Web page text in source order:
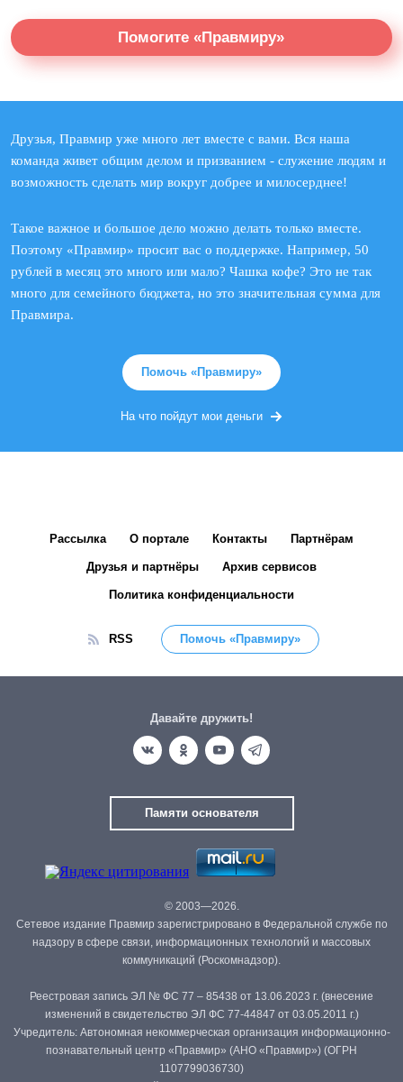
Помогите «Правмиру»
Друзья, Правмир уже много лет вместе с вами. Вся наша
команда живет общим делом и призванием - служение людям и
возможность сделать мир вокруг добрее и милосерднее!
Такое важное и большое дело можно делать только вместе.
Поэтому «Правмир» просит вас о поддержке. Например, 50
рублей в месяц это много или мало? Чашка кофе? Это не так
много для семейного бюджета, но это значительная сумма для
Правмира.
Помочь «Правмиру»
На что пойдут мои деньги
Рассылка О портале Контакты Партнёрам
Друзья и партнёры Архив сервисов
Политика конфиденциальности
RSS Помочь «Правмиру»
Давайте дружить!
Памяти основателя
© 2003—2026.
Сетевое издание Правмир зарегистрировано в Федеральной службе по
надзору в сфере связи, информационных технологий и массовых
коммуникаций (Роскомнадзор).
Реестровая запись ЭЛ № ФС 77 – 85438 от 13.06.2023 г. (внесение
изменений в свидетельство ЭЛ ФС 77-44847 от 03.05.2011 г.)
Учредитель: Автономная некоммерческая организация информационно-
познавательный центр «Правмир» (АНО «Правмир») (ОГРН
1107799036730)